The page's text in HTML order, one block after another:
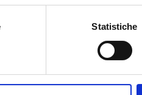
con
dalla Dichiarazione sui
Statistiche